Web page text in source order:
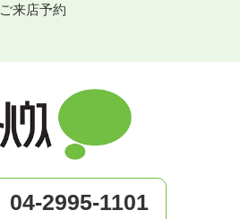
ご来店予約
04-2995-1101